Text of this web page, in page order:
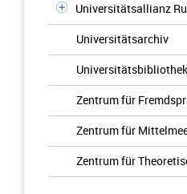
Universitätsallianz
Universitätsarchiv
Universitätsbibliothek
Zentrum für
Zentrum für
Zentrum für